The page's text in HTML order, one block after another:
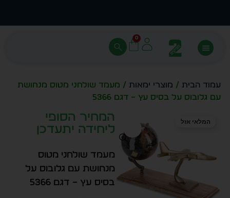
0
עמוד הבית / מוצרי ימאות / מעמד שולחני מטוס מנחושת
עם גלובוס על בסיס עץ – דגם 5366
מעמד שולחני מטוס
מנחושת עם גלובוס על
בסיס עץ – דגם 5366
המחיר הסופי
ליחידה יתעדכן
המלאי אזל